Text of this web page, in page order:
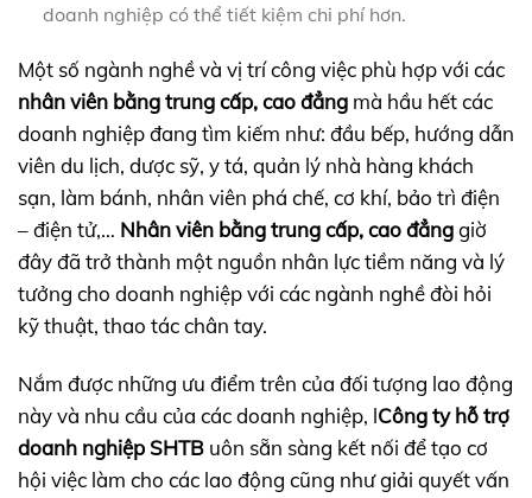
doanh nghiệp có thể tiết kiệm chi phí hơn.
Một số ngành nghề và vị trí công việc phù hợp với các
nhân viên bằng trung cấp, cao đẳng mà hầu hết các
doanh nghiệp đang tìm kiếm như: đầu bếp, hướng dẫn
viên du lịch, dược sỹ, y tá, quản lý nhà hàng khách
sạn, làm bánh, nhân viên phá chế, cơ khí, bảo trì điện
– điện tử,… Nhân viên bằng trung cấp, cao đẳnggiờ
đây đã trở thành một nguồn nhân lực tiềm năng và lý
tưởng cho doanh nghiệp với các ngành nghề đòi hỏi
kỹ thuật, thao tác chân tay.
Nắm được những ưu điểm trên của đối tượng lao động
này và nhu cầu của các doanh nghiệp, lCông ty hỗ trợ
doanh nghiệp SHTB uôn sẵn sàng kết nối để tạo cơ
hội việc làm cho các lao động cũng như giải quyết vấn